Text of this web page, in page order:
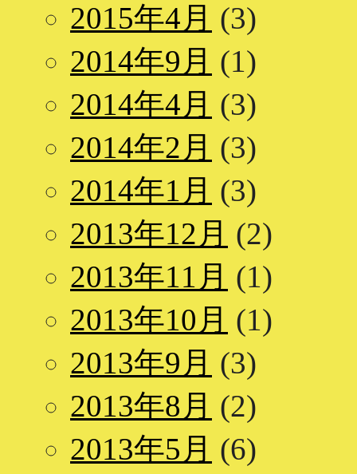
2015年4月 (3)
2014年9月 (1)
2014年4月 (3)
2014年2月 (3)
2014年1月 (3)
2013年12月 (2)
2013年11月 (1)
2013年10月 (1)
2013年9月 (3)
2013年8月 (2)
2013年5月 (6)